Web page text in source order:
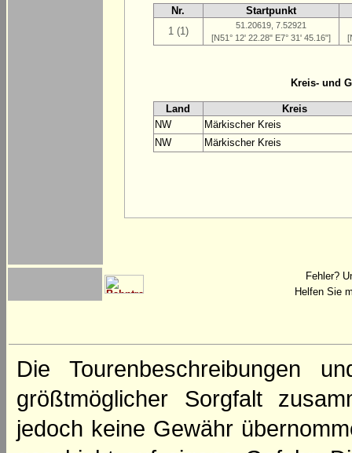
Nr.
Startpunkt
1 (1)
51.20619, 7.52921
[N51° 12' 22.28" E7° 31' 45.16"]
Kreis- und
Land
Kreis
NW
Märkischer Kreis
NW
Märkischer Kreis
Fehler?
Helfen Sie
Die Tourenbeschreibungen
größtmöglicher Sorgfalt
jedoch keine Gewähr